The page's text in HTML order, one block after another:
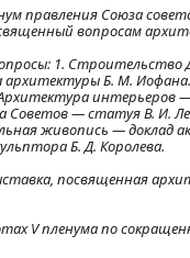
правления Союза
вопросам
1. Строительство
архитектуры Б. М.
интерьеров —
Советов — статуя В. И.
живопись — доклад
Б. Д. Королева.
посвященная
V пленума по